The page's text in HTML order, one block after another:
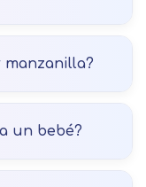
manzanilla?
un bebé?